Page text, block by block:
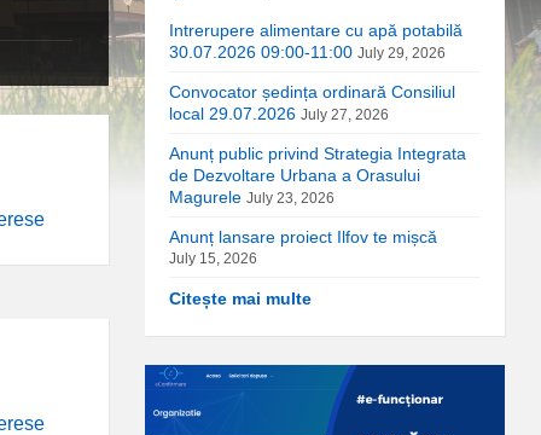
Intrerupere alimentare cu apă potabilă
30.07.2026 09:00-11:00 July 29, 2026
Convocator ședința ordinară Consiliul
local 29.07.2026 July 27, 2026
Anunț public privind Strategia Integrata
de Dezvoltare Urbana a Orasului
Magurele July 23, 2026
Anunț lansare proiect Ilfov te mișcă
July 15, 2026
Citește mai multe